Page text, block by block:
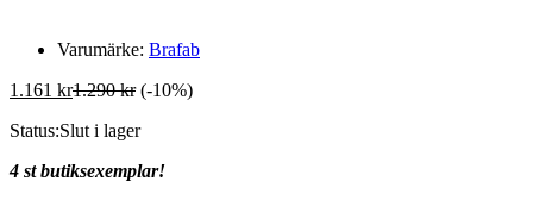
Varumärke: Brafab
1.161 kr1.290kr (-10%)
Status:Slut i lager
4 st butiksexemplar!